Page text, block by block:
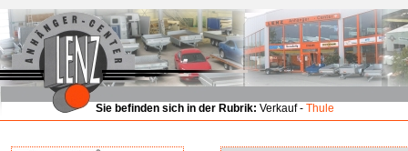
Sie befinden sich in der Rubrik: Verkauf - Thule